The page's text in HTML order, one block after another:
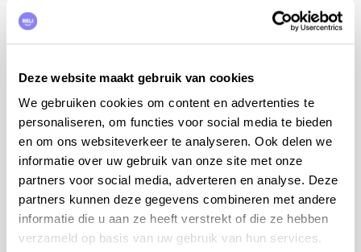
Deze website maakt gebruik van cookies
We gebruiken cookies om content en advertenties te
personaliseren, om functies voor social media te bieden
en om ons websiteverkeer te analyseren. Ook delen we
informatie over uw gebruik van onze site met onze
partners voor social media, adverteren en analyse. Deze
partners kunnen deze gegevens combineren met andere
informatie die u aan ze heeft verstrekt of die ze hebben
verzameld op basis van uw gebruik van hun services.
Locatie